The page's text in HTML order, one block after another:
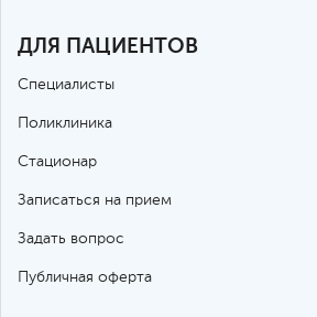
ДЛЯ ПАЦИЕНТОВ
Специалисты
Поликлиника
Стационар
Записаться на прием
Задать вопрос
Публичная оферта